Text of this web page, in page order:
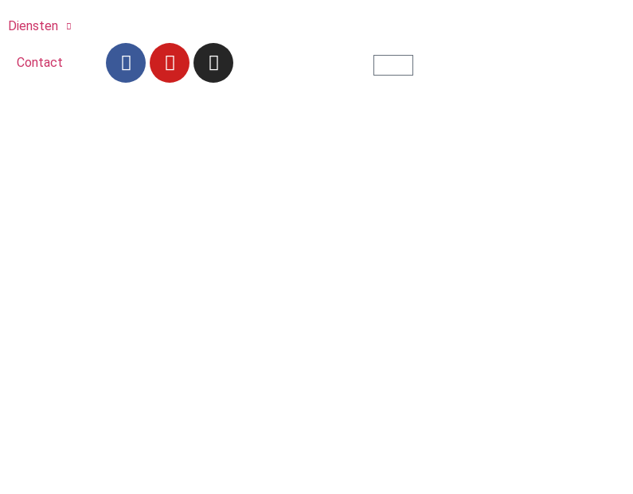
Diensten
Contact